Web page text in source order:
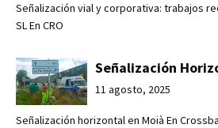
Señalización vial y corporativa: trabajos
SL En CRO
Señalización
11 agosto, 2025
Señalización horizontal en Moià En